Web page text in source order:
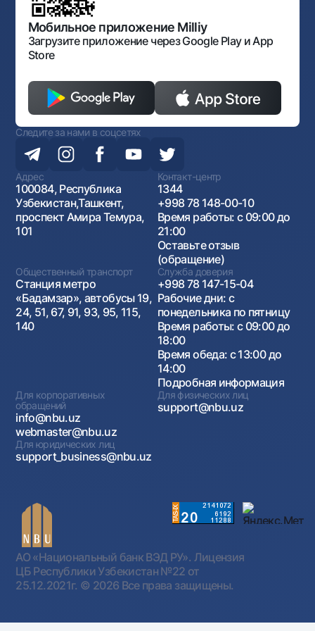
Открытые данные
Антимонопольный комплаенс
Мобильное приложение Milliy
Загрузите приложение через Google Play и App
Store
Следите за нами в соцсетях
Адрес
100084, Республика
Узбекистан,Ташкент,
проспект Амира Темура,
101
Контакт-центр
1344
+998 78 148-00-10
Время работы: с 09:00 до
21:00
Оставьте отзыв
(обращение)
Общественный транспорт
Станция метро
«Бадамзар», автобусы 19,
24, 51, 67, 91, 93, 95, 115,
140
Служба доверия
+998 78 147-15-04
Рабочие дни: с
понедельника по пятницу
Время работы: с 09:00 до
18:00
Время обеда: с 13:00 до
14:00
Подробная информация
Для корпоративных
обращений
info@nbu.uz
webmaster@nbu.uz
Для физических лиц
support@nbu.uz
Для юридических лиц
support_business@nbu.uz
АО «Национальный банк ВЭД РУ». Лицензия
ЦБ Республики Узбекистан №22 от
25.12.2021г. © 2026 Все права защищены.